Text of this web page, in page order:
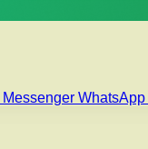
Messenger WhatsApp